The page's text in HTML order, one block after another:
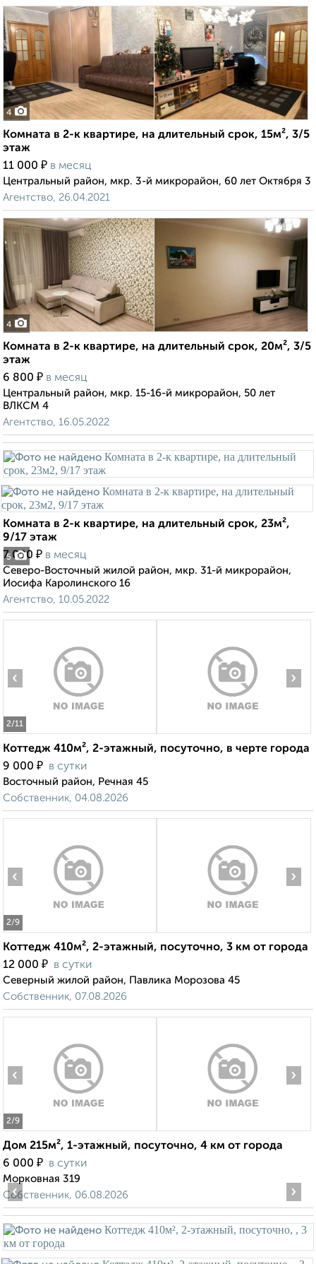
4
Комната в 2-к квартире, на длительный срок, 15м², 3/5
этаж
11 000 ₽ в месяц
Центральный район, мкр. 3-й микрорайон, 60 лет Октября 3
Агентство, 26.04.2021
4
Комната в 2-к квартире, на длительный срок, 20м², 3/5
этаж
6 800 ₽ в месяц
Центральный район, мкр. 15-16-й микрорайон, 50 лет
ВЛКСМ 4
Агентство, 16.05.2022
5
Комната в 2-к квартире, на длительный срок, 23м²,
9/17 этаж
7 000 ₽ в месяц
Северо-Восточный жилой район, мкр. 31-й микрорайон,
Иосифа Каролинского 16
Агентство, 10.05.2022
2/11
‹ ›
Коттедж 410м², 2-этажный, посуточно, в черте города
9 000 ₽ в сутки
Восточный район, Речная 45
Собственник, 04.08.2026
2/9
‹ ›
Коттедж 410м², 2-этажный, посуточно, 3 км от города
12 000 ₽ в сутки
Северный жилой район, Павлика Морозова 45
Собственник, 07.08.2026
2/9
‹ ›
Дом 215м², 1-этажный, посуточно, 4 км от города
6 000 ₽ в сутки
Морковная 319
Собственник, 06.08.2026
‹ ›